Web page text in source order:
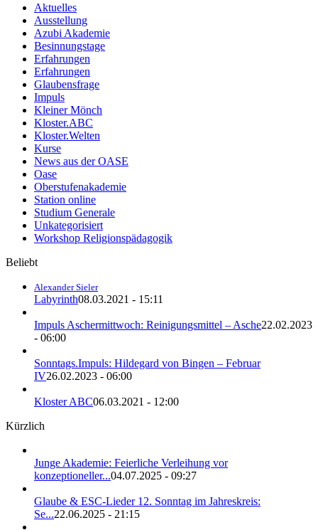
Aktuelles
Ausstellung
Azubi Akademie
Besinnungstage
Erfahrungen
Erfahrungen
Glaubensfrage
Impuls
Kleiner Mönch
Kloster.ABC
Kloster.Welten
Kurse
News aus der OASE
Oase
Oberstufenakademie
Station online
Studium Generale
Unkategorisiert
Workshop Religionspädagogik
Beliebt
Alexander Sieler
Labyrinth08.03.2021 - 15:11
Impuls Aschermittwoch: Reinigungsmittel – Asche22.02.2023
- 06:00
Sonntags.Impuls: Hildegard von Bingen – Februar
IV26.02.2023 - 06:00
Kloster ABC06.03.2021 - 12:00
Kürzlich
Junge Akademie: Feierliche Verleihung vor
konzeptioneller...04.07.2025 - 09:27
Glaube & ESC-Lieder 12. Sonntag im Jahreskreis:
Se...22.06.2025 - 21:15